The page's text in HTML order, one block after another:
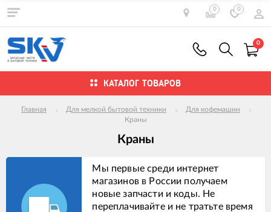
0 0
0
КАТАЛОГ ТОВАРОВ
Главная Для мелкой бытовой техники
Для кофемашин
Краны
Краны
Мы первые среди интернет
магазинов в России получаем
новые запчасти и коды. Не
переплачивайте и не тратьте время